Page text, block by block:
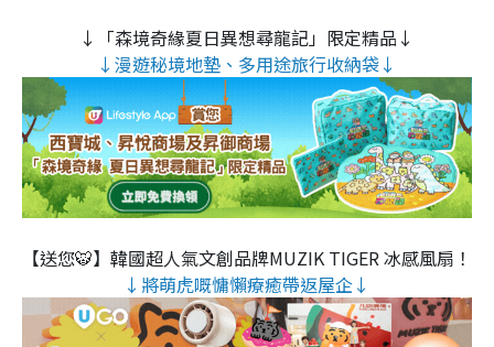
↓「森境奇緣夏日異想尋龍記」限定精品↓
↓漫遊秘境地墊、多用途旅行收納袋↓
【送您🐯】韓國超人氣文創品牌MUZIK TIGER 冰感風扇！
↓將萌虎嘅慵懶療癒帶返屋企↓